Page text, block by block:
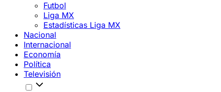
Futbol
Liga MX
Estadísticas Liga MX
Nacional
Internacional
Economía
Política
Televisión